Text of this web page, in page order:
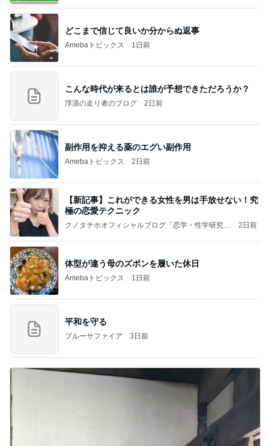
どこまで信じて良いか分からぬ返事
Amebaトピックス 1日前
こんな時代が来るとは誰が予想できただろうか？
浮浪の走り者のブログ 2日前
副作用を抑える薬のエグい副作用
Amebaトピックス 2日前
【新記事】これができる女性を男は手放せない！究
極の恋愛テクニック
クノタチホオフィシャルブログ「恋学・性学研究
2日前
体型が違う母のズボンを履いた休日
Amebaトピックス 1日前
平和を守る
ブルーサファイア 3日前